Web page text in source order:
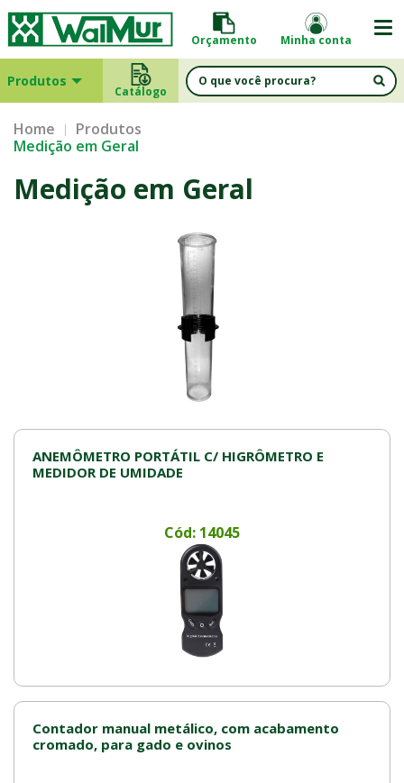
Orçamento Minha conta
Produtos
Catálogo
Home
Produtos
Medição em Geral
Medição em Geral
ANEMÔMETRO PORTÁTIL C/ HIGRÔMETRO E
MEDIDOR DE UMIDADE
Cód: 14045
Contador manual metálico, com acabamento
cromado, para gado e ovinos